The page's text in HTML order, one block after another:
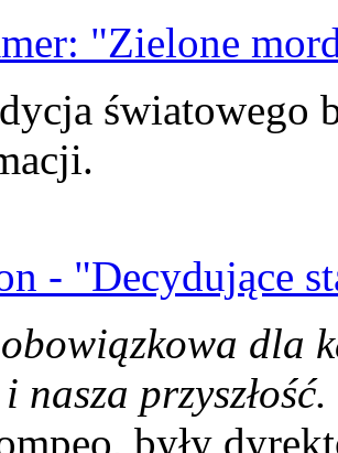
"Zielone
światowego
- "Decydujące
dla
nasza przyszłość.
były